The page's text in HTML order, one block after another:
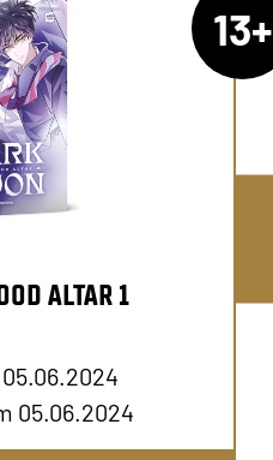
13+
ALTAR 1
05.06.2024